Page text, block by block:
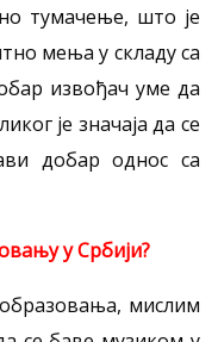
тумачење, што је
мења у складу са
извођач уме да
је значаја да се
добар однос са
у Србији?
мислим